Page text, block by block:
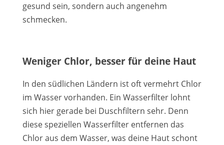
gesund sein, sondern auch angenehm
schmecken.
Weniger Chlor, besser für deine Haut
In den südlichen Ländern ist oft vermehrt Chlor
im Wasser vorhanden. Ein Wasserfilter lohnt
sich hier gerade bei Duschfiltern sehr. Denn
diese speziellen Wasserfilter entfernen das
Chlor aus dem Wasser, was deine Haut schont